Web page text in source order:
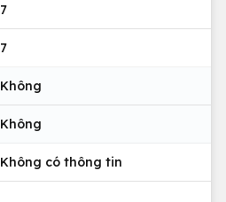
7
7
Không
Không
Không có thông tin